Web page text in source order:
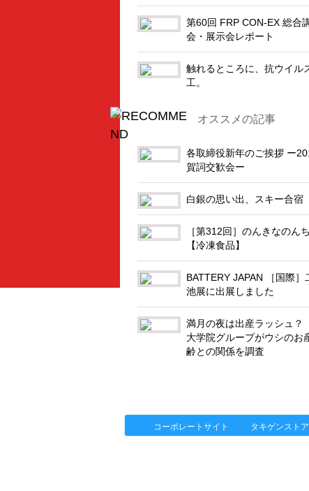
第60回 FRP CON-EX 総合
会・展示会レポート
触れるところに、抗ウイル
工。
オススメの記事
各取締役新年のご挨拶 ー
賀詞交歓会ー
白銀の思い出、スキー合宿
［第312回］のんきなのん
【冷凍食品】
BATTERY JAPAN ［国際］
池展に出展しました
満月の夜は出産ラッシュ
大学院グループがウシのお
齢との関係を調査
コーポレートサイト タキゲンストア